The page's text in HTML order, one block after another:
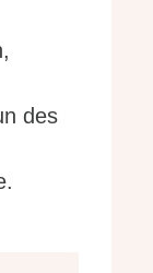
des